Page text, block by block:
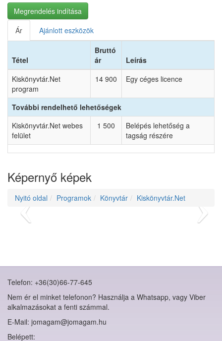
Megrendelés indítása
Ár
Ajánlott eszközök
Tétel
Bruttó
ár
Leírás
Kiskönyvtár.Net
program
14 900 Egy céges licence
További rendelhető lehetőségek
Kiskönyvtár.Net webes
felület
1 500
Belépés lehetőség a
tagság részére
Képernyő képek
Nyitó oldal Programok Könyvtár Kiskönyvtár.Net
Telefon: +36(30)66-77-645
Nem ér el minket telefonon? Használja a Whatsapp, vagy Viber
alkalmazásokat a fenti számmal.
E-Mail: jomagam@jomagam.hu
Belépett: